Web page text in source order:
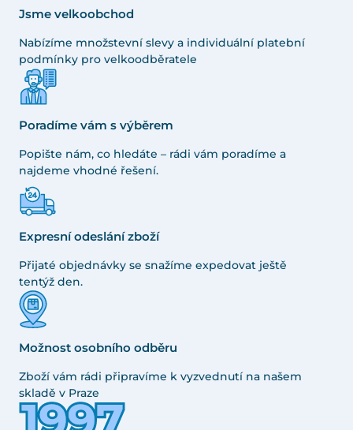
Jsme velkoobchod
Nabízíme množstevní slevy a individuální platební
podmínky pro velkoodběratele
Poradíme vám s výběrem
Popište nám, co hledáte – rádi vám poradíme a
najdeme vhodné řešení.
Expresní odeslání zboží
Přijaté objednávky se snažíme expedovat ještě
tentýž den.
Možnost osobního odběru
Zboží vám rádi připravíme k vyzvednutí na našem
skladě v Praze